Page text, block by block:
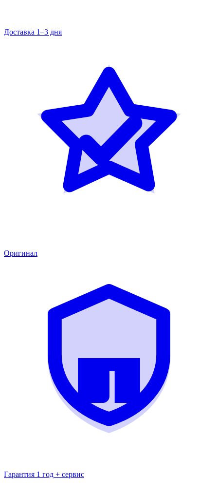
Доставка 1–3 дня
Оригинал
Гарантия 1 год + сервис